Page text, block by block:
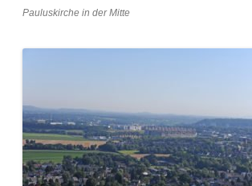
Pauluskirche in der Mitte